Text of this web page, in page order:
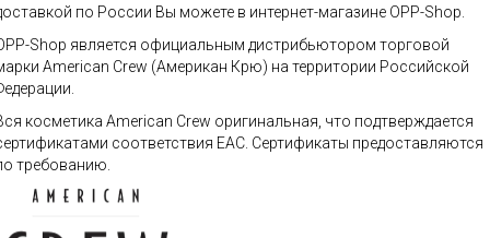
по России Вы можете в интернет-магазине OPP-Shop.
Shop является официальным дистрибьютором торговой
American Crew (Американ Крю) на территории Российской
косметика American Crew оригинальная, что подтверждается
соответствия ЕАС. Сертификаты предоставляются
требованию.